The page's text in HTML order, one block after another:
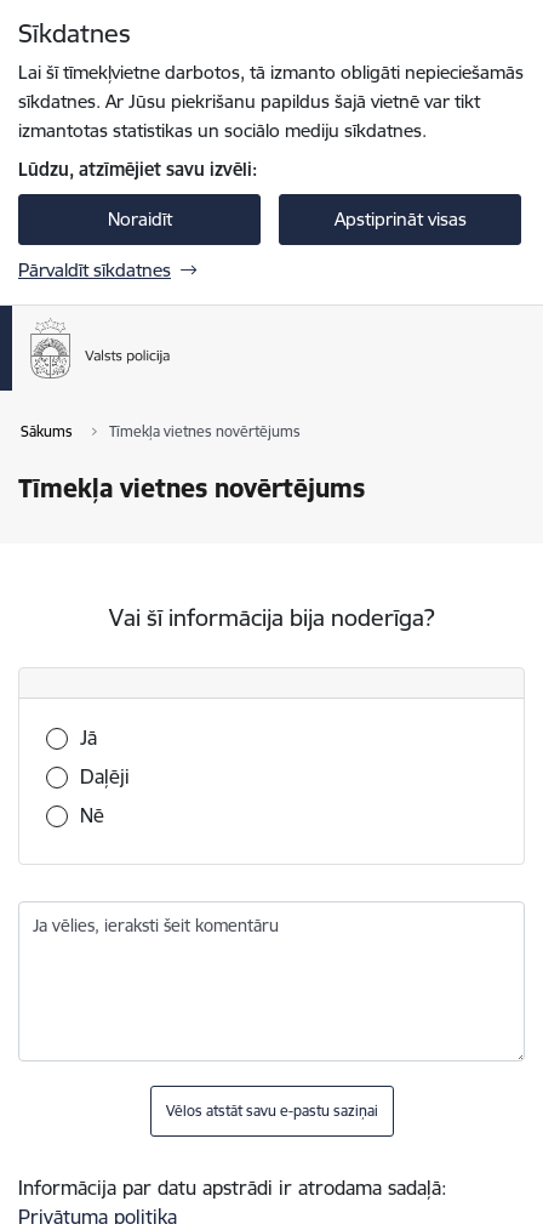
Sīkdatnes
Lai šī tīmekļvietne darbotos, tā izmanto obligāti nepieciešamās
sīkdatnes. Ar Jūsu piekrišanu papildus šajā vietnē var tikt
izmantotas statistikas un sociālo mediju sīkdatnes.
Lūdzu, atzīmējiet savu izvēli:
Noraidīt Apstiprināt visas
Pārvaldīt sīkdatnes
Sākums Tīmekļa vietnes novērtējums
Tīmekļa vietnes novērtējums
Vai šī informācija bija noderīga?
Vai šī informācija bija noderīga?
Jā
Daļēji
Nē
Ja vēlies, ieraksti šeit komentāru
Vēlos atstāt savu e-pastu saziņai
Informācija par datu apstrādi ir atrodama sadaļā:
Privātuma politika